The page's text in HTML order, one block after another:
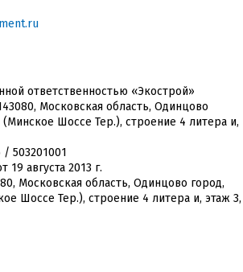
ответственностью «Экострой»
Московская область, Одинцово
Шоссе Тер.), строение 4 литера и,
503201001
19 августа 2013 г.
Московская область, Одинцово город,
Шоссе Тер.), строение 4 литера и, этаж 3,